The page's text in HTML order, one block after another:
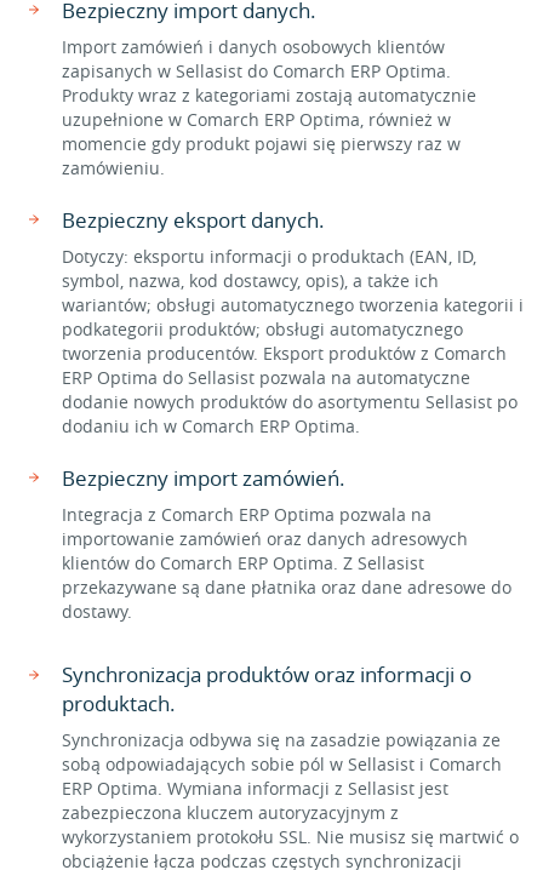
Bezpieczny import danych.
Import zamówień i danych osobowych klientów
zapisanych w Sellasist do Comarch ERP Optima.
Produkty wraz z kategoriami zostają automatycznie
uzupełnione w Comarch ERP Optima, również w
momencie gdy produkt pojawi się pierwszy raz w
zamówieniu.
Bezpieczny eksport danych.
Dotyczy: eksportu informacji o produktach (EAN, ID,
symbol, nazwa, kod dostawcy, opis), a także ich
wariantów; obsługi automatycznego tworzenia kategorii i
podkategorii produktów; obsługi automatycznego
tworzenia producentów. Eksport produktów z Comarch
ERP Optima do Sellasist pozwala na automatyczne
dodanie nowych produktów do asortymentu Sellasist po
dodaniu ich w Comarch ERP Optima.
Bezpieczny import zamówień.
Integracja z Comarch ERP Optima pozwala na
importowanie zamówień oraz danych adresowych
klientów do Comarch ERP Optima. Z Sellasist
przekazywane są dane płatnika oraz dane adresowe do
dostawy.
Synchronizacja produktów oraz informacji o
produktach.
Synchronizacja odbywa się na zasadzie powiązania ze
sobą odpowiadających sobie pól w Sellasist i Comarch
ERP Optima. Wymiana informacji z Sellasist jest
zabezpieczona kluczem autoryzacyjnym z
wykorzystaniem protokołu SSL. Nie musisz się martwić o
obciążenie łącza podczas częstych synchronizacji